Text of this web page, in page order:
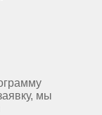
мы